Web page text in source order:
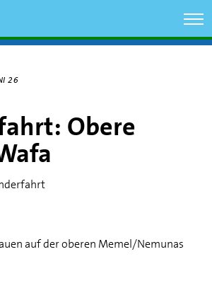
26
Obere
auf der oberen Memel/Nemunas